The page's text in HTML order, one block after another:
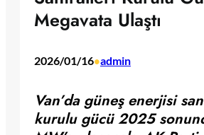
Megavata Ulaştı
2026/01/16•admin
Van’da güneş enerjisi
kurulu gücü 2025